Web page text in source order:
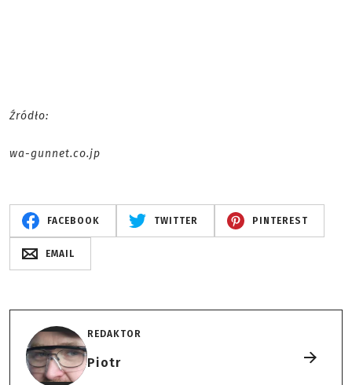
Źródło:
wa-gunnet.co.jp
FACEBOOK TWITTER PINTEREST
EMAIL
REDAKTOR
Piotr